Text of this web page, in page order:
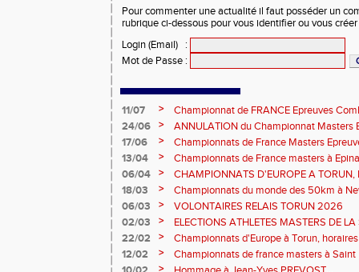
Pour commenter une actualité il faut posséder un
rubrique ci-dessous pour vous identifier ou vous
Login (Email)
:
Mot de Passe :
11/07 >
Championnat de FRANCE Epreuves
et Marche CHATEAUROUX
24/06 >
ANNULATION du Championnat Masters
Châteauroux les 27-28 juin
17/06 >
Championnats de France Masters
fond long
13/04 >
Championnats de France masters à
prévisionnels, montée de barres et
06/04 >
CHAMPIONNATS D'EUROPE A
18/03
>
Championnats du monde des 50km à
Sébastien DOUMENC.
06/03 >
VOLONTAIRES RELAIS TORUN 2026
02/03
>
ELECTIONS ATHLETES MASTERS DE
2ème vote : athlètes hommes.
22/02 >
Championnats d'Europe à Torun,
informations...
12/02 >
Championnats de france masters à Saint
février 2026.
>